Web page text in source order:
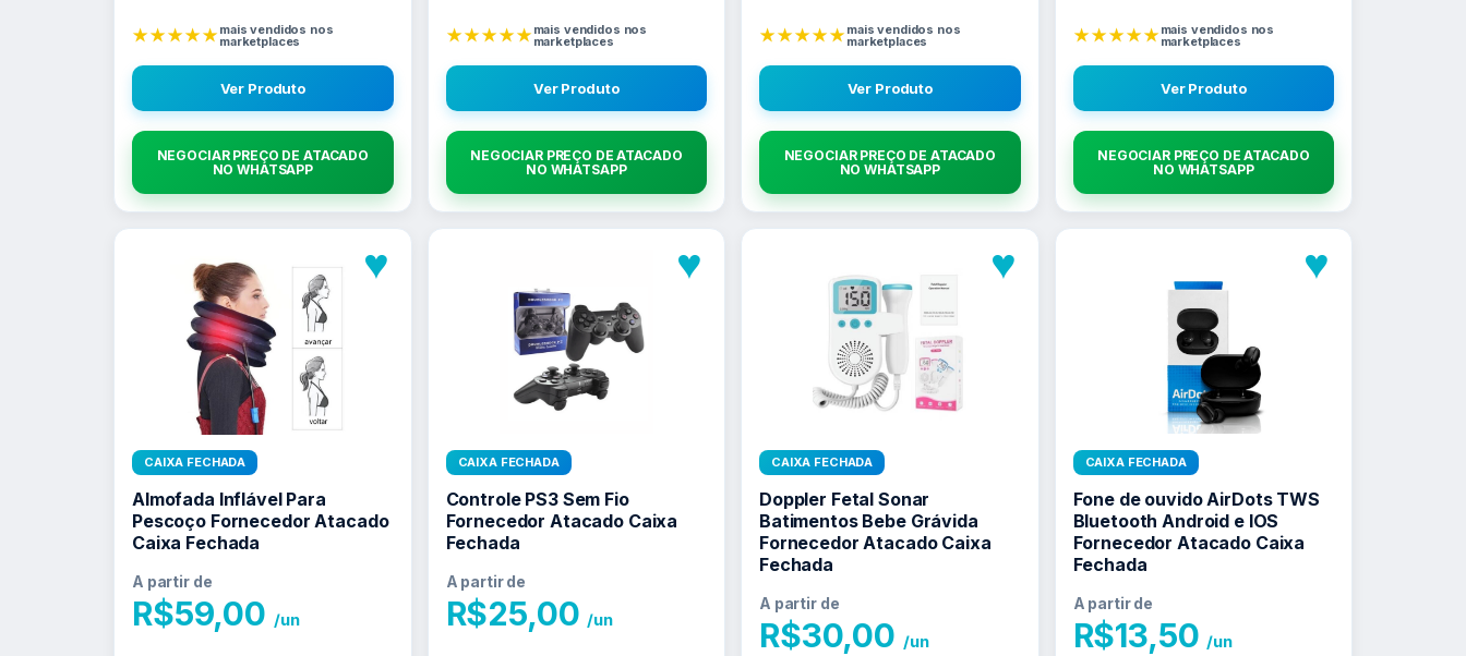
★★★★★mais vendidos nos
marketplaces
Ver Produto
NEGOCIAR PREÇO DE ATACADO
NO WHATSAPP
★★★★★mais vendidos nos
marketplaces
Ver Produto
NEGOCIAR PREÇO DE ATACADO
NO WHATSAPP
★★★★★mais vendidos nos
marketplaces
Ver Produto
NEGOCIAR PREÇO DE ATACADO
NO WHATSAPP
★★★★★mais vendidos nos
marketplaces
Ver Produto
NEGOCIAR PREÇO DE ATACADO
NO WHATSAPP
♥
CAIXA FECHADA
Almofada Inflável Para
Pescoço Fornecedor Atacado
Caixa Fechada
A partir de
R$59,00 /un
♥
CAIXA FECHADA
Controle PS3 Sem Fio
Fornecedor Atacado Caixa
Fechada
A partir de
R$25,00 /un
♥
CAIXA FECHADA
Doppler Fetal Sonar
Batimentos Bebe Grávida
Fornecedor Atacado Caixa
Fechada
A partir de
R$30,00 /un
♥
CAIXA FECHADA
Fone de ouvido AirDots TWS
Bluetooth Android e IOS
Fornecedor Atacado Caixa
Fechada
A partir de
R$13,50 /un